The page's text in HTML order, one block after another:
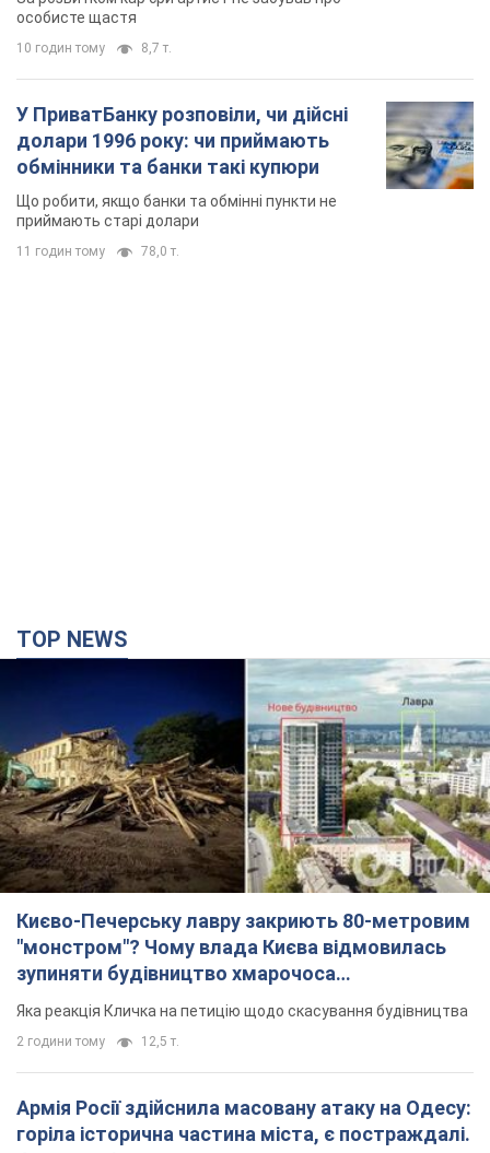
Києво-Печерську лавру закриють 80-метровим
"монстром"? Чому влада Києва відмовилась
зупиняти будівництво хмарочоса
"московського вірянина"
Яка реакція Кличка на петицію щодо скасування будівництва
2 години тому 12,5 т.
Армія Росії здійснила масовану атаку на Одесу:
горіла історична частина міста, є постраждалі.
Фото та відео
Для терору ворог застосував ракети та дрони
10 хвилин тому 52,7 т.
"Воюють проти продовольчої безпеки світу!"
Зеленський заявив, що армія Росії знову цілила
більшість із яких – балістичні
2 години тому 780